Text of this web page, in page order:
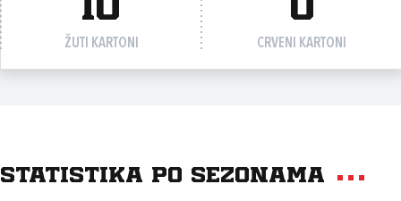
10
ŽUTI KARTONI
0
CRVENI KARTONI
Statistika po sezonama